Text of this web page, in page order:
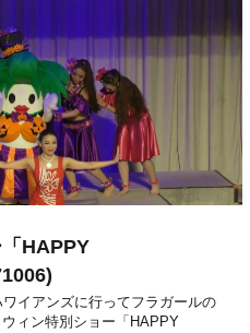
HAPPY
イアンズに行ってフラガールの
ィン特別ショー「HAPPY